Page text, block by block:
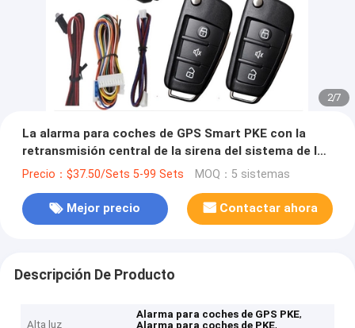
2/7
La alarma para coches de GPS Smart PKE con la
retransmisión central de la sirena del sistema de la
cerradura de puerta indica ligero
Precio：$37.50/Sets 5-99 Sets MOQ：5 sistemas
Mejor precio Contactar ahora
Descripción De Producto
Alta luz
Alarma para coches de GPS PKE,
Alarma para coches de PKE,